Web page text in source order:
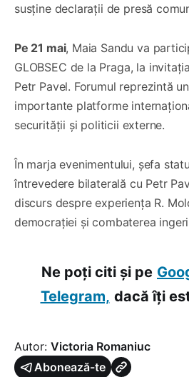
susține declarații de presă
Pe 21 mai, Maia Sandu va
GLOBSEC de la Praga, la
Petr Pavel. Forumul reprezintă
importante platforme
securității și politicii externe.
În marja evenimentului, șefa
întrevedere bilaterală cu Petr
discurs despre experiența R.
democrației și combaterea
Ne poți citi și pe
Telegram, dacă îți
Autor: Victoria Romaniuc
Abonează-te